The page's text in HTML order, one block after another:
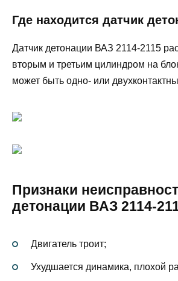
Где находится датчик
Датчик детонации ВАЗ 2114-2115
вторым и третьим цилиндром на
может быть одно- или
Признаки
детонации ВАЗ 2114-
Двигатель троит;
Ухудшается динамика, плохой